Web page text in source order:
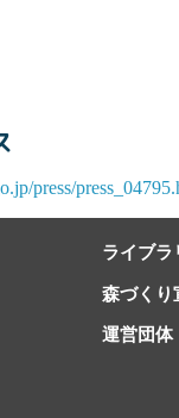
press/
ライブラ
森づくり
運営団体